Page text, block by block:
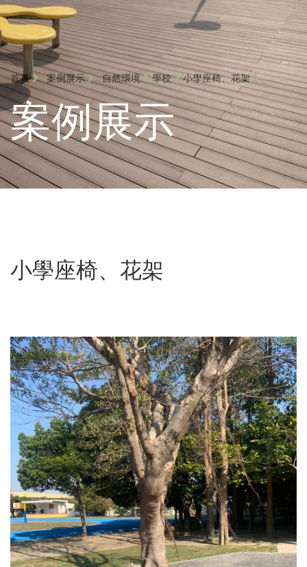
首頁 案例展示 自然環境 學校 小學座椅、花架
案例展示
小學座椅、花架